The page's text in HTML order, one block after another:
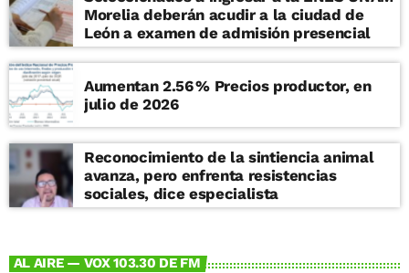
Morelia deberán acudir a la ciudad de
León a examen de admisión presencial
Aumentan 2.56 % Precios productor, en
julio de 2026
Reconocimiento de la sintiencia animal
avanza, pero enfrenta resistencias
sociales, dice especialista
AL AIRE — VOX 103.30 DE FM